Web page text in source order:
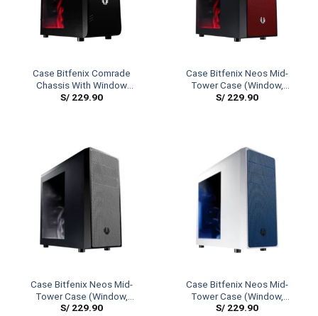
Case Bitfenix Comrade
Chassis With Window
(Midnight Black)
S/229.90
Case Bitfenix Neos Mid-
Tower Case (Window,
Black/Red)
S/229.90
Case Bitfenix Neos Mid-
Tower Case (Window,
Black/Silver)
S/229.90
Case Bitfenix Neos Mid-
Tower Case (Window,
White/Blue)
S/229.90